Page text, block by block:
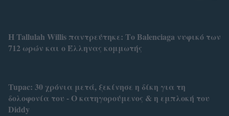
Η Tallulah Willis παντρεύτηκε: Το Balenciaga νυφικό των
712 ωρών και ο Έλληνας κομμωτής
Tupac: 30 χρόνια μετά, ξεκίνησε η δίκη για τη
δολοφονία του - Ο κατηγορούμενος & η εμπλοκή του
Diddy